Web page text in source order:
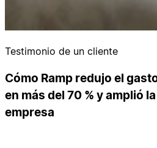
Testimonio de un cliente
Cómo Ramp redujo el
en más del 70 % y amplió
empresa